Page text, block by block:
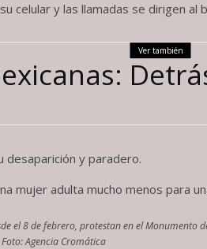
celular y las llamadas se dirigen al
Ver también
desaparición y paradero.
mujer adulta mucho menos para
el 8 de febrero, protestan en el Monumento
Agencia Cromática